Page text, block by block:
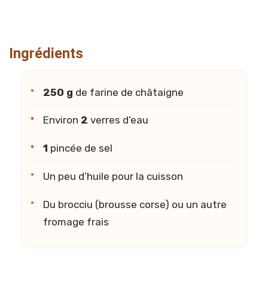
Ingrédients
250 g de farine de châtaigne
Environ 2 verres d’eau
1 pincée de sel
Un peu d’huile pour la cuisson
Du brocciu (brousse corse) ou un autre
fromage frais